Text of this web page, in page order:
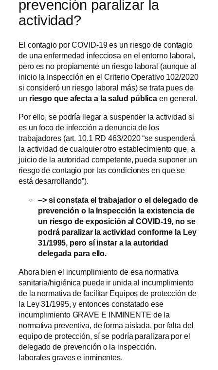
prevención paralizar la
actividad?
El contagio por COVID-19 es un riesgo de contagio
de una enfermedad infecciosa en el entorno laboral,
pero es no propiamente un riesgo laboral (aunque al
inicio la Inspección en el Criterio Operativo 102/2020
si consideró un riesgo laboral más) se trata pues de
un riesgo que afecta a la salud pública en general.
Por ello, se podría llegar a suspender la actividad si
es un foco de infección a denuncia de los
trabajadores (art. 10.1 RD 463/2020 “se suspenderá
la actividad de cualquier otro establecimiento que, a
juicio de la autoridad competente, pueda suponer un
riesgo de contagio por las condiciones en que se
está desarrollando”).
–> si constata el trabajador o el delegado de
prevención o la Inspección la existencia de
un riesgo de exposición al COVID-19, no se
podrá paralizar la actividad conforme la Ley
31/1995, pero sí instar a la autoridad
delegada para ello.
Ahora bien el incumplimiento de esa normativa
sanitaria/higiénica puede ir unida al incumplimiento
de la normativa de facilitar Equipos de protección de
la Ley 31/1995, y entonces constatado ese
incumplimiento GRAVE E INMINENTE de la
normativa preventiva, de forma aislada, por falta del
equipo de protección, sí se podría paralizara por el
delegado de prevención o la inspección.
laborales graves e inminentes.